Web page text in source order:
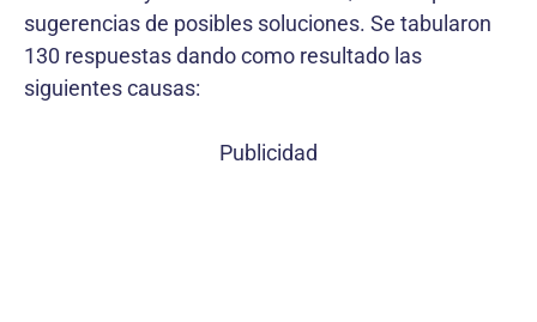
sugerencias de posibles soluciones. Se tabularon
130 respuestas dando como resultado las
siguientes causas:
Publicidad